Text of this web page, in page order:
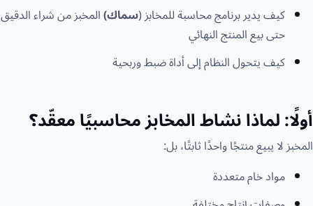
كيف يدير برنامج محاسبة للمخابز (سماك)المخبز من شراء الدقيق
حتى بيع المنتج النهائي
كيف يتحول النظام إلى أداة ضبط وربحية
أولًا: لماذا نشاط المخابز محاسبيًا معقّد؟
المخبز لا يبيع منتجًا واحدًا ثابتًا، بل:
مواد خام متعددة